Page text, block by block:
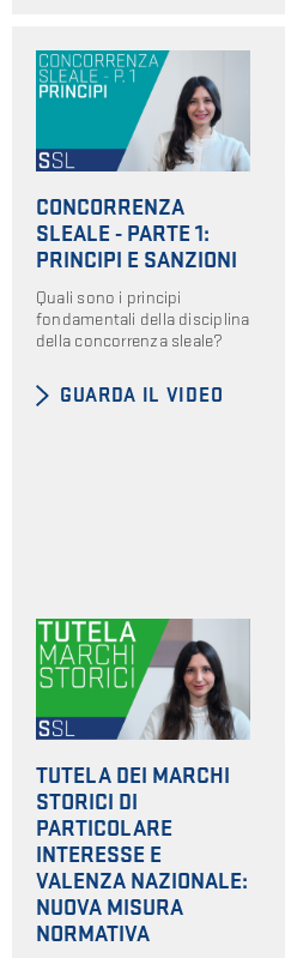
CONCORRENZA
SLEALE - PARTE 1:
PRINCIPI E SANZIONI
Quali sono i principi
fondamentali della disciplina
della concorrenza sleale?
GUARDA IL VIDEO
TUTELA DEI MARCHI
STORICI DI
PARTICOLARE
INTERESSE E
VALENZA NAZIONALE:
NUOVA MISURA
NORMATIVA